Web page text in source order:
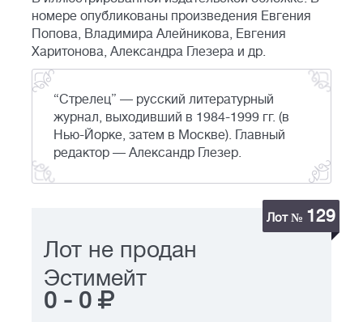
номере опубликованы произведения Евгения
Попова, Владимира Алейникова, Евгения
Харитонова, Александра Глезера и др.
“Стрелец” — русский литературный
журнал, выходивший в 1984-1999 гг. (в
Нью-Йорке, затем в Москве). Главный
редактор — Александр Глезер.
Лот № 129
Лот не продан
Эстимейт
0 - 0